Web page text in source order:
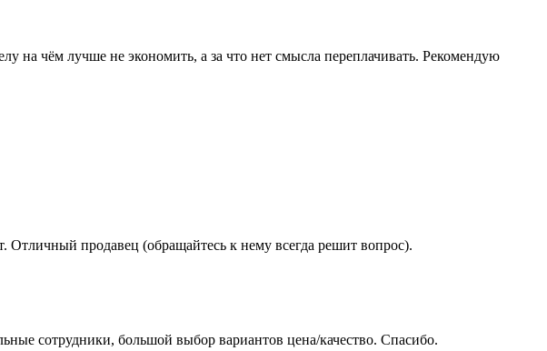
на чём лучше не экономить, а за что нет смысла переплачивать. Рекомендую
продавец (обращайтесь к нему всегда решит вопрос).
сотрудники, большой выбор вариантов цена/качество. Спасибо.